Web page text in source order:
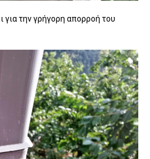
για την γρήγορη απορροή του